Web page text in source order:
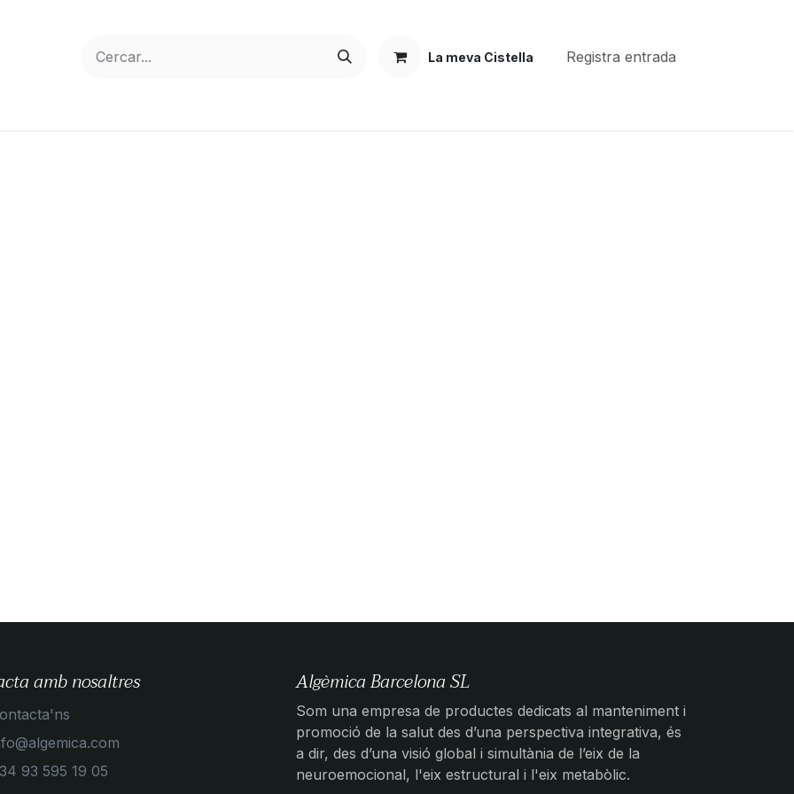
La meva Cistella Registra entrada
amb nosaltres
93 595 19 05
Algèmica Barcelona SL
Som una empresa de productes dedicats al manteniment i
promoció de la salut des d’una perspectiva integrativa, és
a dir, des d’una visió global i simultània de l’eix de la
neuroemocional, l'eix estructural i l'eix metabòlic.